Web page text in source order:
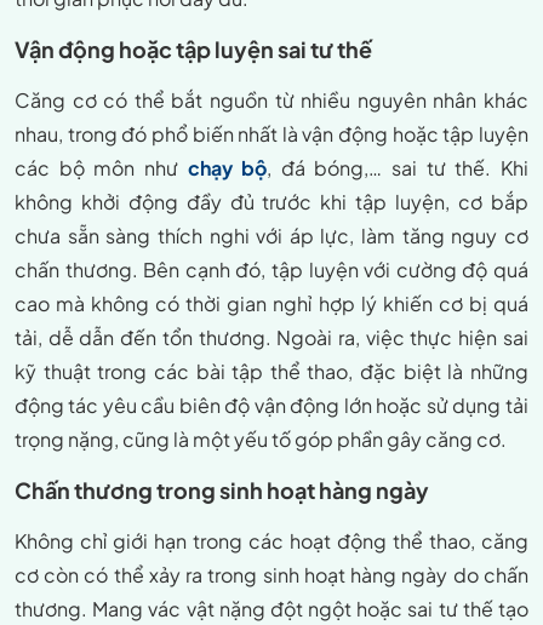
Vận động hoặc tập luyện sai tư thế
Căng cơ có thể bắt nguồn từ nhiều nguyên nhân khác
nhau, trong đó phổ biến nhất là vận động hoặc tập luyện
các bộ môn như chạy bộ, đá bóng,… sai tư thế. Khi
không khởi động đầy đủ trước khi tập luyện, cơ bắp
chưa sẵn sàng thích nghi với áp lực, làm tăng nguy cơ
chấn thương. Bên cạnh đó, tập luyện với cường độ quá
cao mà không có thời gian nghỉ hợp lý khiến cơ bị quá
tải, dễ dẫn đến tổn thương. Ngoài ra, việc thực hiện sai
kỹ thuật trong các bài tập thể thao, đặc biệt là những
động tác yêu cầu biên độ vận động lớn hoặc sử dụng tải
trọng nặng, cũng là một yếu tố góp phần gây căng cơ.
Chấn thương trong sinh hoạt hàng ngày
Không chỉ giới hạn trong các hoạt động thể thao, căng
cơ còn có thể xảy ra trong sinh hoạt hàng ngày do chấn
thương. Mang vác vật nặng đột ngột hoặc sai tư thế tạo